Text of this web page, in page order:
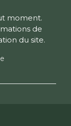
moment.
de
du site.